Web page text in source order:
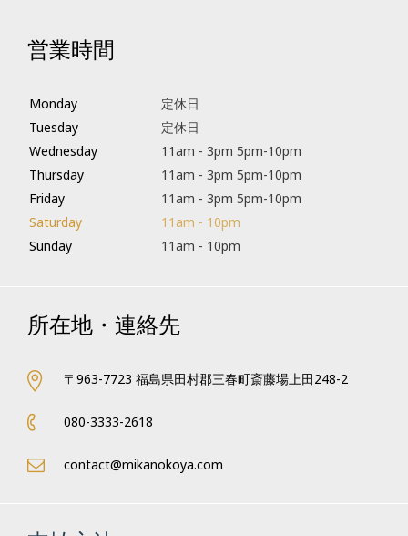
営業時間
Monday
定休日
Tuesday
定休日
Wednesday
11am - 3pm 5pm-10pm
Thursday
11am - 3pm 5pm-10pm
Friday
11am - 3pm 5pm-10pm
Saturday
11am - 10pm
Sunday
11am - 10pm
所在地・連絡先
〒963-7723 福島県田村郡三春町斎藤場上田248-2
080-3333-2618
contact@mikanokoya.com